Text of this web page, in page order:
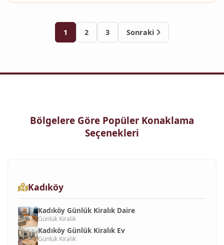
1 2 3 Sonraki
Bölgelere Göre Popüler Konaklama
Seçenekleri
Kadıköy
Kadıköy Günlük Kiralık Daire
Günlük Kiralık
Kadıköy Günlük Kiralık Ev
Günlük Kiralık